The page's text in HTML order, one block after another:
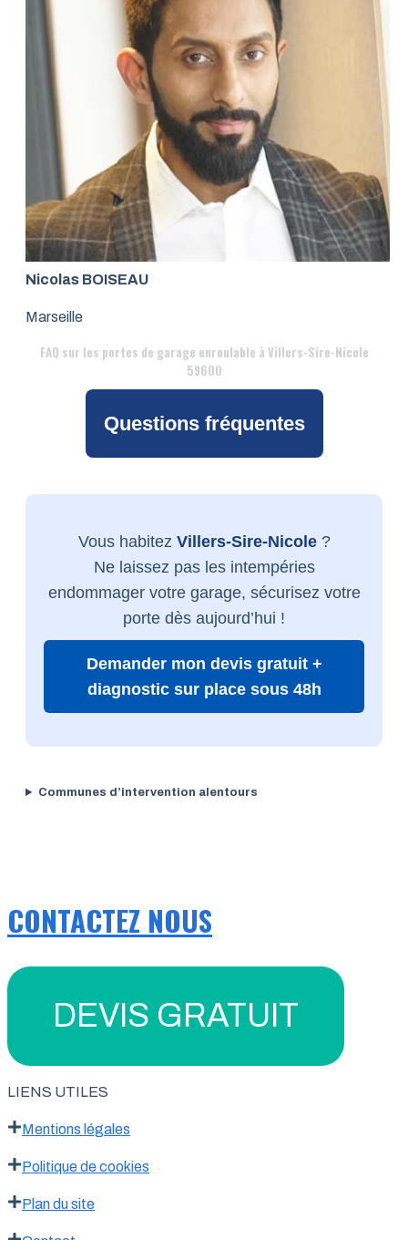
Nicolas BOISEAU
Marseille
FAQ sur les portes de garage enroulable à Villers-Sire-Nicole
59600
Questions fréquentes
Vous habitez Villers-Sire-Nicole?
Ne laissez pas les intempéries
endommager votre garage, sécurisez votre
porte dès aujourd’hui !
Demander mon devis gratuit +
diagnostic sur place sous 48h
Communes d’intervention alentours
CONTACTEZ NOUS
DEVIS GRATUIT
LIENS UTILES
Mentions légales
Politique de cookies
Plan du site